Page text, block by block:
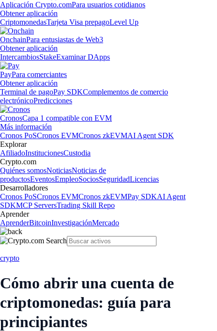
Aplicación Crypto.comPara usuarios cotidianos
Obtener aplicación
CriptomonedasTarjeta Visa prepagoLevel Up
OnchainPara entusiastas de Web3
Obtener aplicación
IntercambiosStakeExaminar DApps
PayPara comerciantes
Obtener aplicación
Terminal de pagoPay SDKComplementos de comercio
electrónicoPredicciones
CronosCapa 1 compatible con EVM
Más información
Cronos PoSCronos EVMCronos zkEVMAI Agent SDK
Explorar
AfiliadoInstitucionesCustodia
Crypto.com
Quiénes somosNoticiasNoticias de
productosEventosEmpleoSociosSeguridadLicencias
Desarrolladores
Cronos PoSCronos EVMCronos zkEVMPay SDKAI Agent
SDKMCP ServersTrading Skill Repo
Aprender
AprenderBitcoinInvestigaciónMercado
crypto
Cómo abrir una cuenta de
criptomonedas: guía para
principiantes